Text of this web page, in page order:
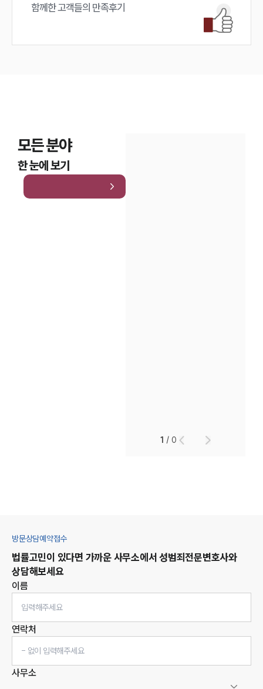
함께한 고객들의 만족후기
모든 분야
한 눈에 보기
1 /0
방문상담예약접수
법률고민이 있다면 가까운 사무소에서 성범죄전문변호사와
상담해보세요
이름
연락처
사무소